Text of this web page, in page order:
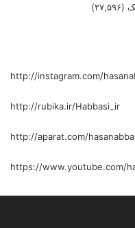
(۲۷,۵۹۶)
http://instagram.com/
http://rubika.ir/Habbasi_ir
http://aparat.com/
https://www.youtube.com/